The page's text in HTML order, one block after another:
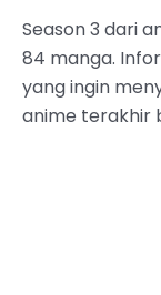
Season 3 dari
84 manga.
yang ingin
anime terakhir